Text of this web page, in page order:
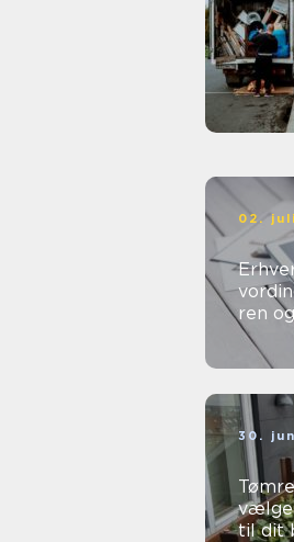
02.
vordingborg
ren
30.
Tømrer
til dit